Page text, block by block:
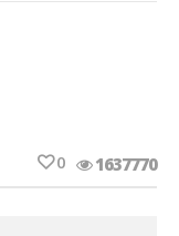
1637770
0